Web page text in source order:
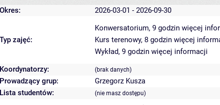
Okres: 2026-03-01 - 2026-09-30
Typ zajęć:
Konwersatorium, 9 godzin więcej
Kurs terenowy, 8 godzin więcej
Wykład, 9 godzin więcej informacji
Koordynatorzy:
(brak danych)
Prowadzący grup:
Grzegorz Kusza
Lista studentów:
(nie masz dostępu)